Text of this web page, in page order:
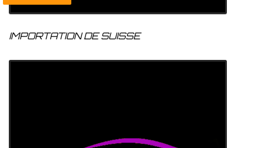
IMPORTATION DE SUISSE